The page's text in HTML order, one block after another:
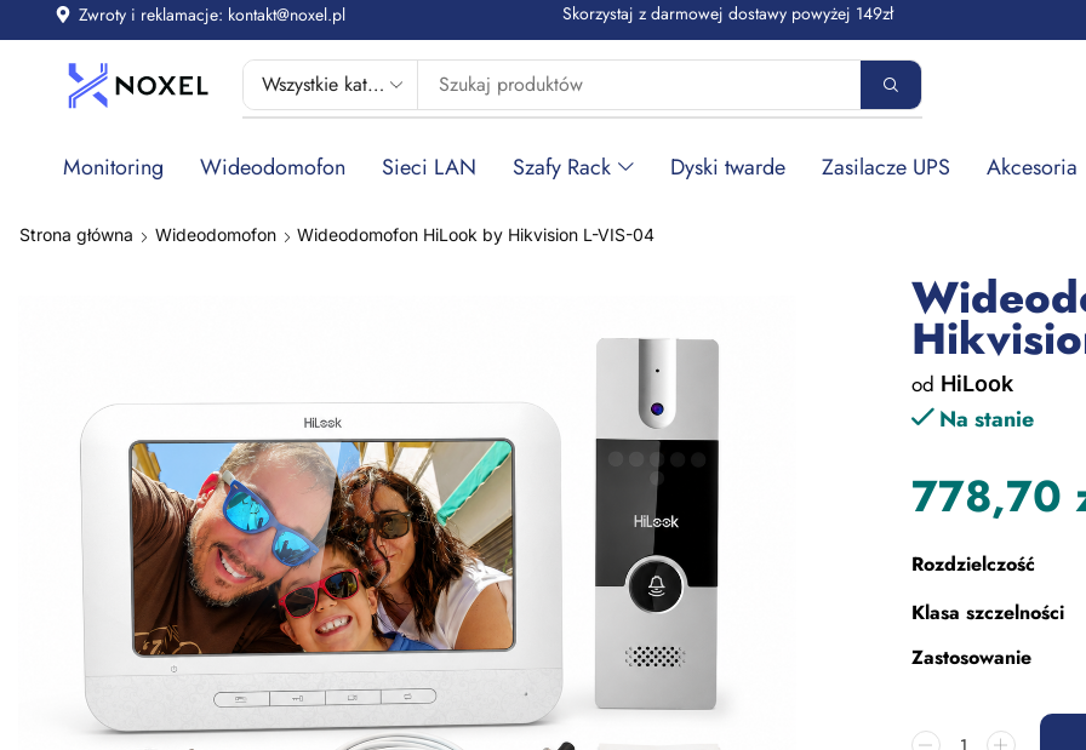
Zwroty i reklamacje: kontakt@noxel.pl Skorzystaj z darmowej dostawy powyżej 149zł
Monitoring Wideodomofon Sieci LAN Szafy Rack Dyski twarde Zasilacze UPS Akcesoria
Strona główna Wideodomofon Wideodomofon HiLook by Hikvision L-VIS-04
od HiLook
Na stanie
778,70
Rozdzielczość
Klasa szczelności
Zastosowanie